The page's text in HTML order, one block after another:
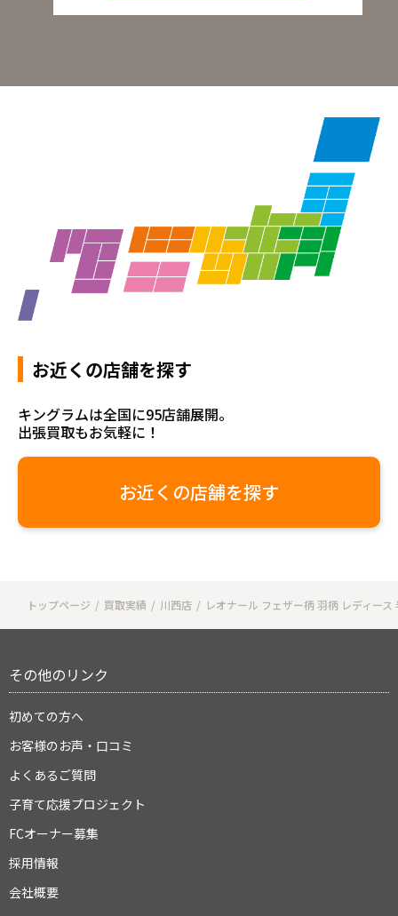
お近くの店舗を探す
キングラムは全国に95店舗展開。
出張買取もお気軽に！
お近くの店舗を探す
トップページ 買取実績 川西店 レオナール フェザー柄 羽柄 レディース
その他のリンク
初めての方へ
お客様のお声・口コミ
よくあるご質問
子育て応援プロジェクト
FCオーナー募集
採用情報
会社概要